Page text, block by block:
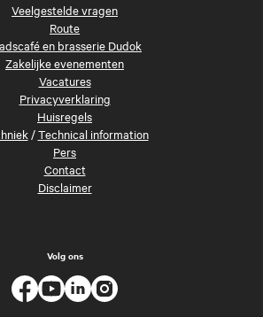
Veelgestelde vragen
Route
en brasserie Dudok
Zakelijke evenementen
Vacatures
Privacyverklaring
Huisregels
/Technical information
Pers
Contact
Disclaimer
Volg ons